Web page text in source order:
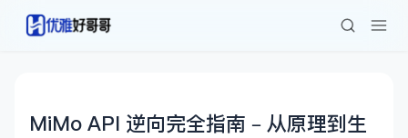
MiMo API 逆向完全指南 – 从原理到生